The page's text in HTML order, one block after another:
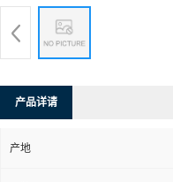
产品详请
产地